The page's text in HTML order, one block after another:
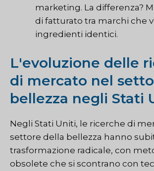
marketing. La differenza?
di fatturato tra marchi che
ingredienti identici.
L'evoluzione delle
di mercato nel
bellezza negli Stati
Negli Stati Uniti, le ricerche di
settore della bellezza hanno
trasformazione radicale, con
obsolete che si scontrano con